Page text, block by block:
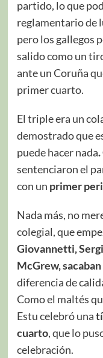
partido, lo que
reglamentario de
pero los gallegos
salido como un
ante un Coruña
primer cuarto.
El triple era un
demostrado que
puede hacer nada
sentenciaron el
con un primer
Nada más, no
colegial, que
Giovannetti,
McGrew,
diferencia de
Como el maltés
Estu celebró una
cuarto, que lo
celebración.